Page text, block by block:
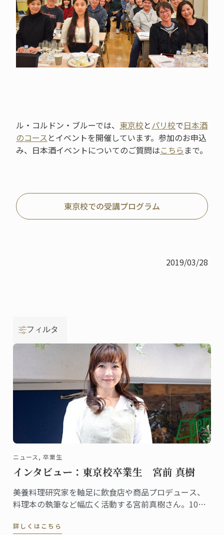
ル・コルドン・ブルーでは、 東京校とパリ校で日本酒
のコースとイベントを開催しています。参加のお申込
み、日本酒イベントについてのご質問はこちら まで。
東京校での受講プログラム
2019/03/28
フィルタ
ニュース, 卒業生
インタビュー：東京校卒業生 宮前 真樹
美養料理研究家を軸足に飲食店や商品プロデュース、
料理本の執筆など幅広く活動する宮前真樹さん。10～
の顔を持ち様々なメディアに登場することからご存知
詳しくはこちら